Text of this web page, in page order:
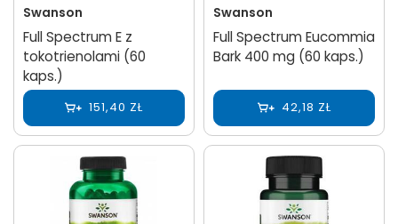
Swanson
Full Spectrum E z
tokotrienolami (60
kaps.)
151,40 ZŁ
Swanson
Full Spectrum Eucommia
Bark 400 mg (60 kaps.)
42,18 ZŁ